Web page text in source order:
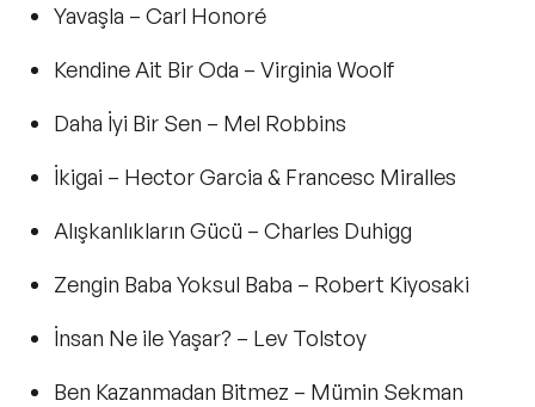
Yavaşla – Carl Honoré
Kendine Ait Bir Oda – Virginia Woolf
Daha İyi Bir Sen – Mel Robbins
İkigai – Hector Garcia & Francesc Miralles
Alışkanlıkların Gücü – Charles Duhigg
Zengin Baba Yoksul Baba – Robert Kiyosaki
İnsan Ne ile Yaşar? – Lev Tolstoy
Ben Kazanmadan Bitmez – Mümin Sekman